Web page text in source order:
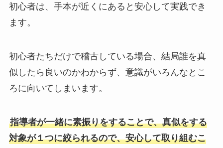
初心者は、手本が近くにあると安心して実践でき
ます。
初心者たちだけで稽古している場合、結局誰を真
似したら良いのかわからず、意識がいろんなとこ
ろに向いてしまいます。
指導者が一緒に素振りをすることで、真似をする
対象が１つに絞られるので、安心して取り組むこ